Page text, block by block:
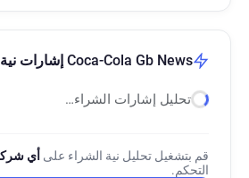
Coca-Cola Gb News إشارات نية الشراء
تحليل إشارات الشراء…
قم بتشغيل تحليل نية الشراء على أي
التحكم.